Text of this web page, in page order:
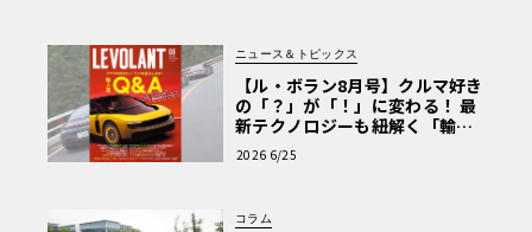
ニュース＆トピックス
【ル・ボラン8月号】クルマ好き
の「？」が「！」に変わる！ 最
新テクノロジーも紐解く「輸入
車Q&A」
2026 6/25
コラム